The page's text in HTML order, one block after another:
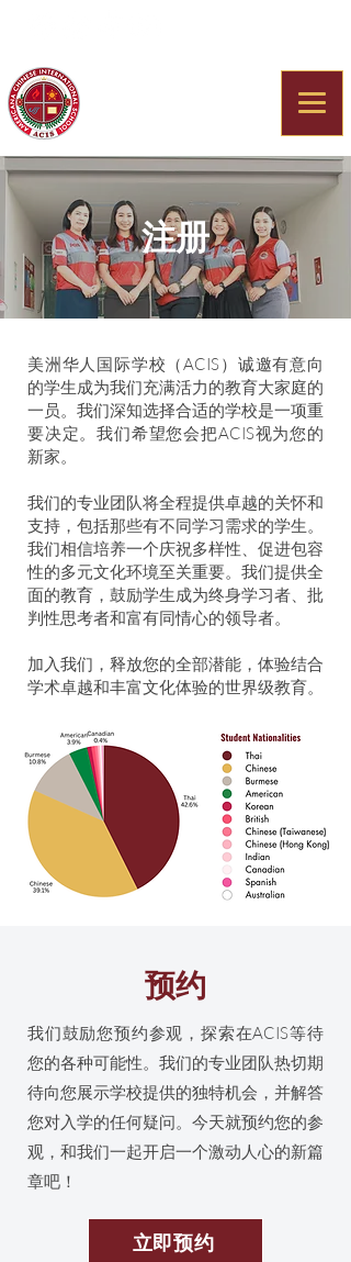
注册
美洲华人国际学校（ACIS）诚邀有意向
的学生成为我们充满活力的教育大家庭的
一员。我们深知选择合适的学校是一项重
要决定。我们希望您会把ACIS视为您的
新家。
我们的专业团队将全程提供卓越的关怀和
支持，包括那些有不同学习需求的学生。
我们相信培养一个庆祝多样性、促进包容
性的多元文化环境至关重要。我们提供全
面的教育，鼓励学生成为终身学习者、批
判性思考者和富有同情心的领导者。
加入我们，释放您的全部潜能，体验结合
学术卓越和丰富文化体验的世界级教育。
预约
我们鼓励您预约参观，探索在ACIS等待
您的各种可能性。我们的专业团队热切期
待向您展示学校提供的独特机会，并解答
您对入学的任何疑问。今天就预约您的参
观，和我们一起开启一个激动人心的新篇
章吧！
立即预约